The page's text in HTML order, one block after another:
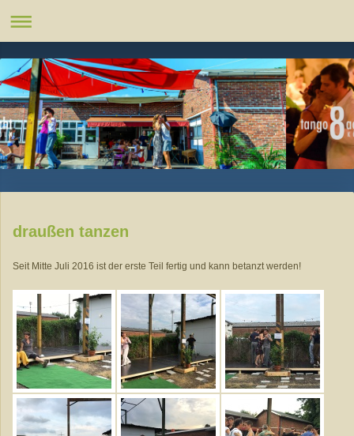
draußen tanzen
Seit Mitte Juli 2016 ist der erste Teil fertig und kann betanzt werden!